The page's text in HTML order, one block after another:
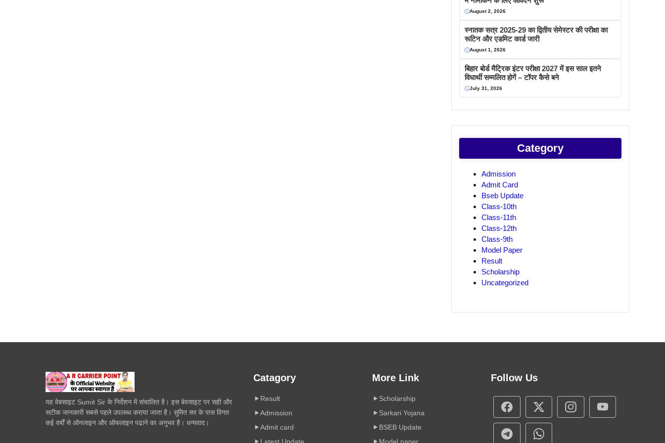
August 2, 2026
स्नातक सत्र 2025-29 का द्वितीय सेमेस्टर की परीक्षा का
रूटिन और एडमिट कार्ड जारी
August 1, 2026
बिहार बोर्ड मैट्रिक इंटर परीक्षा 2027 में इस साल इतने
विधार्थी सम्मलित होगें – टॉपर कैसे बने
July 31, 2026
Category
Admission
Admit Card
Bseb Update
Class-10th
Class-11th
Class-12th
Class-9th
Model Paper
Result
Scholarship
Uncategorized
यह वेबसाइट Sumit Sir के निर्देशन में संचालित है। इस बेवसाइट पर सही और
सटीक जानकारी सबसे पहले उपलब्ध कराया जाता है। सुमित सर के पास विगत
कई वर्षों से ऑनलाइन और ऑफलाइन पढाने का अनुभव है। धन्यवाद।
Catagory
Result
Admission
Admit card
Latest Update
More Link
Scholarship
Sarkari Yojana
BSEB Update
Model paper
Follow Us